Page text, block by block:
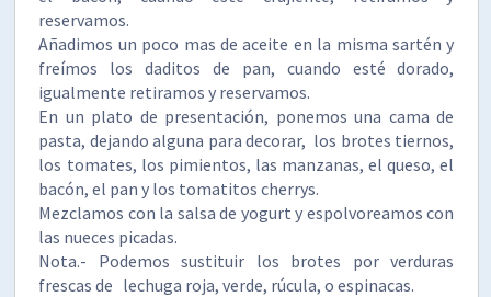
reservamos.
Añadimos un poco mas de aceite en la misma sartén y
freímos los daditos de pan, cuando esté dorado,
igualmente retiramos y reservamos.
En un plato de presentación, ponemos una cama de
pasta, dejando alguna para decorar, los brotes tiernos,
los tomates, los pimientos, las manzanas, el queso, el
bacón, el pan y los tomatitos cherrys.
Mezclamos con la salsa de yogurt y espolvoreamos con
las nueces picadas.
Nota.- Podemos sustituir los brotes por verduras
frescas de lechuga roja, verde, rúcula, o espinacas.